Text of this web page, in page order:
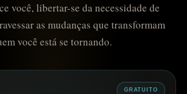
você, libertar-se da necessidade de
as mudanças que transformam
você está se tornando.
GRATUITO